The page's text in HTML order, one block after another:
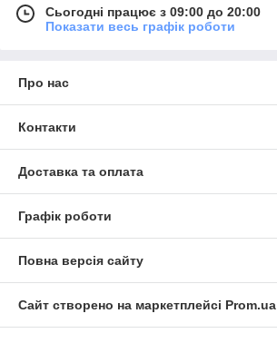
Сьогодні працює з 09:00 до 20:00
Показати весь графік роботи
Про нас
Контакти
Доставка та оплата
Графік роботи
Повна версія сайту
Сайт створено на маркетплейсі Prom.ua